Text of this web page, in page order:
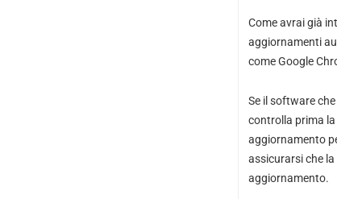
Come avrai già
aggiornamenti
come Google
Se il software
controlla prima
aggiornamento
assicurarsi che
aggiornamento.